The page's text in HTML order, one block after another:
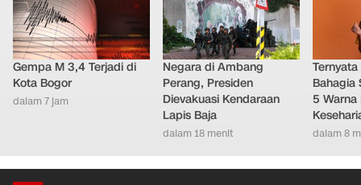
Gempa M 3,4 Terjadi di
Kota Bogor
dalam 7 jam
Negara di Ambang
Perang, Presiden
Dievakuasi Kendaraan
Lapis Baja
dalam 18 menit
Bahagia
5
dalam 8